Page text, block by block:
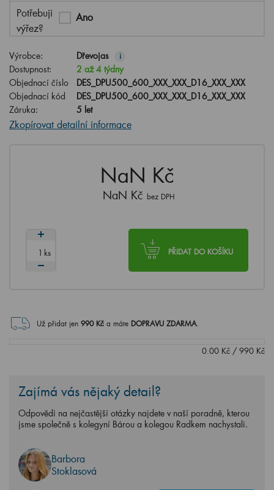
Potřebuji
výřez?
Ano
Výrobce: Dřevojas i
Dostupnost:
2 až 4 týdny
Objednací číslo
DES_DPU500_600_XXX_XXX_D16_XXX_XXX
Objednací kód
DES_DPU500_600_XXX_XXX_D16_XXX_XXX
Záruka:
5 let
Zkopírovat detailní informace
NaN Kč
NaN Kč bez DPH
PŘIDAT DO KOŠÍKU
ks
Už přidat jen 990Kč a máte DOPRAVU ZDARMA.
0.00 Kč / 990 Kč
Zajímá vás nějaký detail?
Odpovědi na nejčastější otázky najdete v naší poradně, kterou
jsme společně s kolegyní Bárou a kolegou Radkem nachystali.
Barbora
Stoklasová